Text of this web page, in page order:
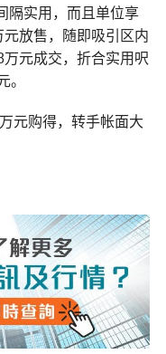
隔实用，而且单位享
放售，随即吸引区内
元成交，折合实用呎
。
元购得，转手帐面大